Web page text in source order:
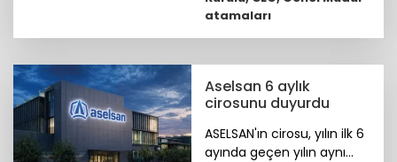
atamaları
Aselsan 6 aylık
cirosunu duyurdu
ASELSAN'ın cirosu, yılın ilk 6
ayında geçen yılın aynı